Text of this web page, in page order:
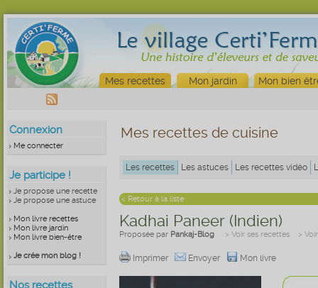
Mes recettes Mon jardin Mon bien
Connexion
Me connecter
Je participe !
Je propose une recette
Je propose une astuce
Mon livre recettes
Mon livre jardin
Mon livre bien-être
Je crée mon blog !
Nos recettes
Mes recettes de cuisine
Les recettes Les astuces Les recettes vidéo
< Retour à la liste
Kadhai Paneer (Indien)
Proposée par Pankaj-Blog > Voir ses recettes >
Imprimer Envoyer Mon livre